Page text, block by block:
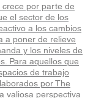
por parte de
el sector de los
a los cambios
a poner de relieve
y los niveles de
Para aquellos que
de trabajo
por The
valiosa perspectiva